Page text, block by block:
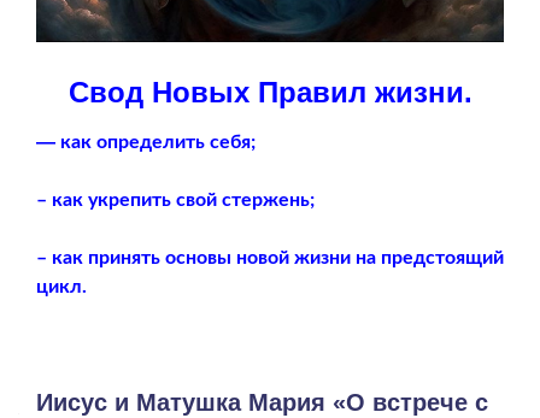
Свод Новых Правил жизни.
— как определить себя;
– как укрепить свой стержень;
– как принять основы новой жизни на предстоящий
цикл.
Иисус и Матушка Мария «О встрече с